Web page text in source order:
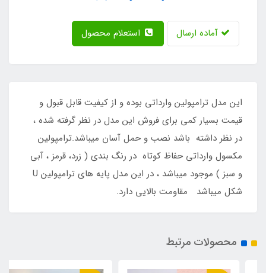
آماده ارسال
این مدل ترامپولین وارداتی بوده و از کیفیت قابل قبول و
قیمت بسیار کمی برای فروش این مدل در نظر گرفته شده ،
در نظر داشته باشد نصب و حمل آسان میباشد.ترامپولین
مکسول وارداتی حفاظ کوتاه در رنگ بندی ( زرد، قرمز ، آبی
و سبز ) موجود میباشد ، در این مدل پایه های ترامپولین U
شکل میباشد مقاومت بالایی دارد.
محصولات مرتبط